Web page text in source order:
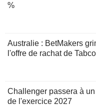
%
Australie : BetMakers
l'offre de rachat de
Challenger passera à
de l'exercice 2027